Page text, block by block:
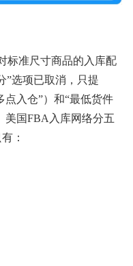
标准尺寸商品的入库配
”选项已取消，只提
点入仓”）和“最低货件
美国FBA入库网络分五
：